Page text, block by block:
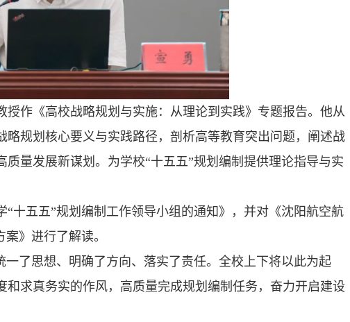
授作《高校战略规划与实施：从理论到实践》专题报告。他从
规划核心要义与实践路径，剖析高等教育突出问题，阐述战
量发展新谋划。为学校“十五五”规划编制提供理论指导与实
十五五”规划编制工作领导小组的通知》，并对《沈阳航空航
》进行了解读。
一了思想、明确了方向、落实了责任。全校上下将以此为起
求真务实的作风，高质量完成规划编制任务，奋力开启建设